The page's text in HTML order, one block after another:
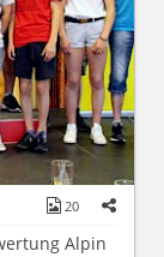
20
Alpin